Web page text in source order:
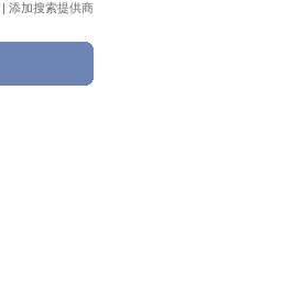
| 添加搜索提供商